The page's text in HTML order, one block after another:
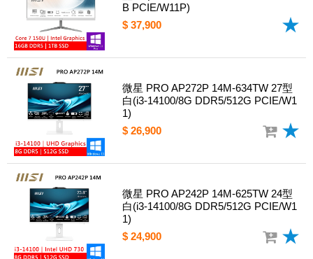
B PCIE/W11P)
$ 37,900
微星 PRO AP272P 14M-634TW 27型
白(i3-14100/8G DDR5/512G PCIE/W1
1)
$ 26,900
微星 PRO AP242P 14M-625TW 24型
白(i3-14100/8G DDR5/512G PCIE/W1
1)
$ 24,900